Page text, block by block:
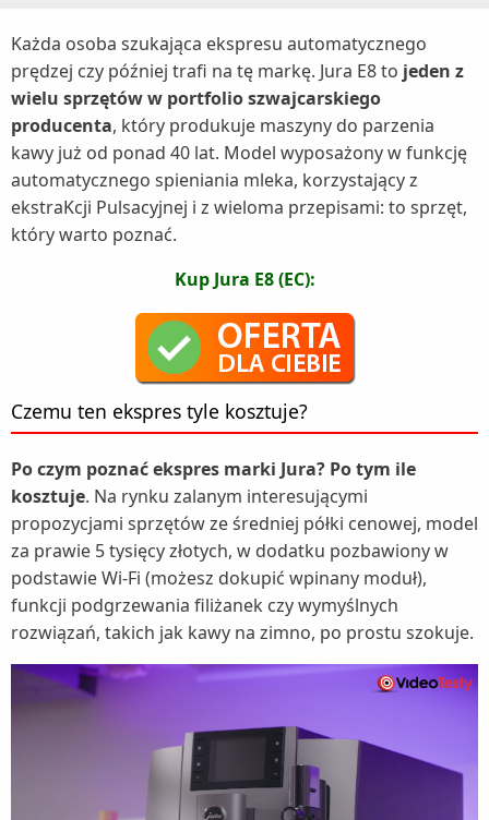
Każda osoba szukająca ekspresu automatycznego
prędzej czy później trafi na tę markę. Jura E8 to jeden z
wielu sprzętów w portfolio szwajcarskiego
producenta, który produkuje maszyny do parzenia
kawy już od ponad 40 lat. Model wyposażony w funkcję
automatycznego spieniania mleka, korzystający z
ekstraKcji Pulsacyjnej i z wieloma przepisami: to sprzęt,
który warto poznać.
Kup Jura E8 (EC):
Czemu ten ekspres tyle kosztuje?
Po czym poznać ekspres marki Jura? Po tym ile
kosztuje. Na rynku zalanym interesującymi
propozycjami sprzętów ze średniej półki cenowej, model
za prawie 5 tysięcy złotych, w dodatku pozbawiony w
podstawie Wi-Fi (możesz dokupić wpinany moduł),
funkcji podgrzewania filiżanek czy wymyślnych
rozwiązań, takich jak kawy na zimno, po prostu szokuje.